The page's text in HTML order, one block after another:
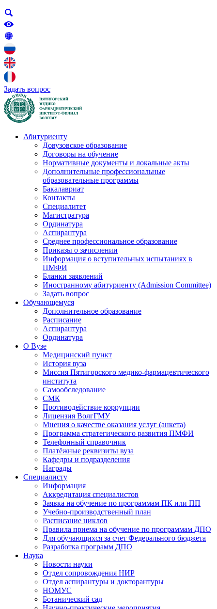
Задать вопрос
Абитуриенту
Довузовское образование
Договоры на обучение
Нормативные документы и локальные акты
Дополнительные профессиональные
образовательные программы
Бакалавриат
Контакты
Специалитет
Магистратура
Ординатура
Аспирантура
Среднее профессиональное образование
Приказы о зачислении
Информация о вступительных испытаниях в
ПМФИ
Бланки заявлений
Иностранному абитуриенту (Admission Committee)
Задать вопрос
Обучающемуся
Дополнительное образование
Расписание
Аспирантура
Ординатура
О Вузе
Медицинский пункт
История вуза
Миссия Пятигорского медико-фармацевтического
института
Самообследование
СМК
Противодействие коррупции
Лицензия ВолгГМУ
Мнения о качестве оказания услуг (анкета)
Программа стратегического развития ПМФИ
Телефонный справочник
Платёжные реквизиты вуза
Кафедры и подразделения
Награды
Специалисту
Информация
Аккредитация специалистов
Заявка на обучение по программам ПК или ПП
Учебно-производственный план
Расписание циклов
Правила приема на обучение по программам ДПО
Для обучающихся за счет Федерального бюджета
Разработка программ ДПО
Наука
Новости науки
Отдел сопровождения НИР
Отдел аспирантуры и докторантуры
НОМУС
Ботанический сад